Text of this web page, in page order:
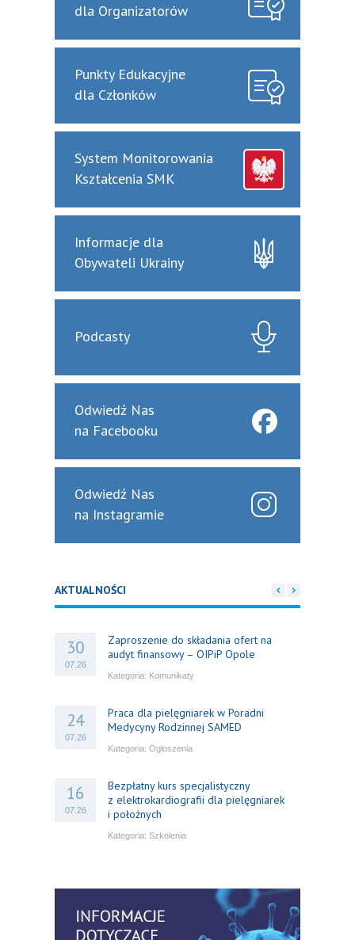
dla Organizatorów
Punkty Edukacyjne
dla Członków
System Monitorowania
Kształcenia SMK
Informacje dla
Obywateli Ukrainy
Podcasty
Odwiedź Nas
na Facebooku
Odwiedź Nas
na Instagramie
AKTUALNOŚCI
30
07.26
Zaproszenie do składania ofert na
audyt finansowy – OIPiP Opole
Kategoria: Komunikaty
24
07.26
Praca dla pielęgniarek w Poradni
Medycyny Rodzinnej SAMED
Kategoria: Ogłoszenia
16
07.26
Bezpłatny kurs specjalistyczny
z elektrokardiografii dla pielęgniarek
i położnych
Kategoria: Szkolenia
praktyki – aktualny konsensus ekspertów
w dostępie naczyniowym
Kategoria:Szkolenia